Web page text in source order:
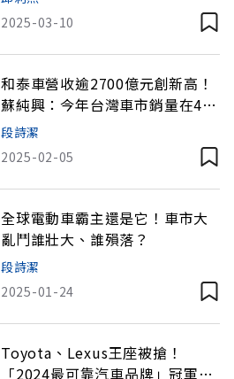
2025-03-10
和泰車營收逾2700億元創新高！
蘇純興：今年台灣車市銷量在45
萬台以上
段詩潔
2025-02-05
全球電動車霸主還是它！車市大
亂鬥誰壯大、誰殞落？
段詩潔
2025-01-24
Toyota、Lexus王座被搶！
「2024最可靠汽車品牌」冠軍是